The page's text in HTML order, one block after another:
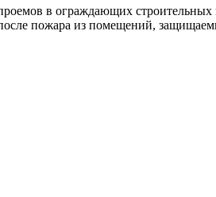
в ограждающих строительных
пожара из помещений,